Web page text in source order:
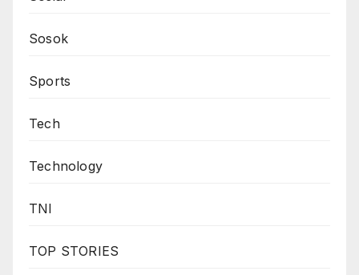
Sosok
Sports
Tech
Technology
TNI
TOP STORIES